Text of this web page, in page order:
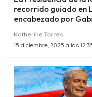
recorrido guiado en
encabezado por
Katherine Torres
15 diciembre, 2025 a las